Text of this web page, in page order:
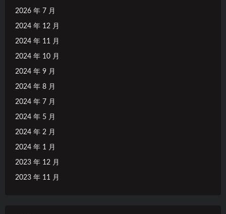
2026 年 7 月
2024 年 12 月
2024 年 11 月
2024 年 10 月
2024 年 9 月
2024 年 8 月
2024 年 7 月
2024 年 5 月
2024 年 2 月
2024 年 1 月
2023 年 12 月
2023 年 11 月